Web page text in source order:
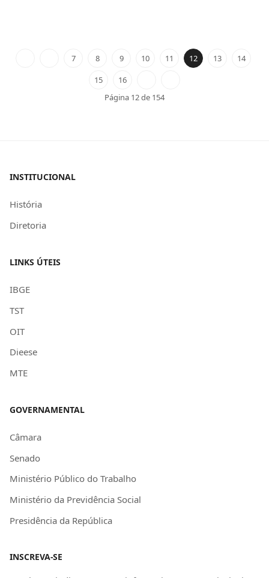
7 8 9 10 11 12 13
14
15
16
Página 12 de 154
INSTITUCIONAL
História
Diretoria
LINKS ÚTEIS
IBGE
TST
OIT
Dieese
MTE
GOVERNAMENTAL
Câmara
Senado
Ministério Público do Trabalho
Ministério da Previdência Social
Presidência da República
INSCREVA-SE